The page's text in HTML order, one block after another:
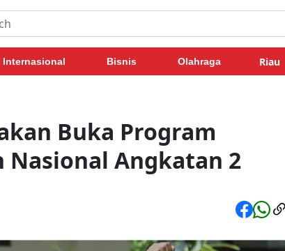
Internasional Bisnis Olahraga Riau
Buka Program
Nasional Angkatan 2